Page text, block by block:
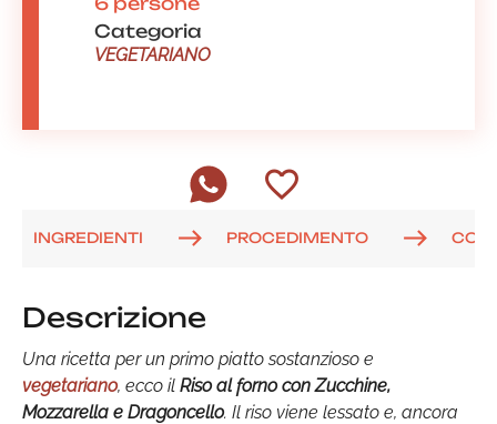
Categoria
VEGETARIANO
INGREDIENTI PROCEDIMENTO
Descrizione
Una ricetta per un primo piatto sostanzioso e
vegetariano, ecco il Riso al forno con Zucchine,
Mozzarella e Dragoncello. Il riso viene lessato e, ancora